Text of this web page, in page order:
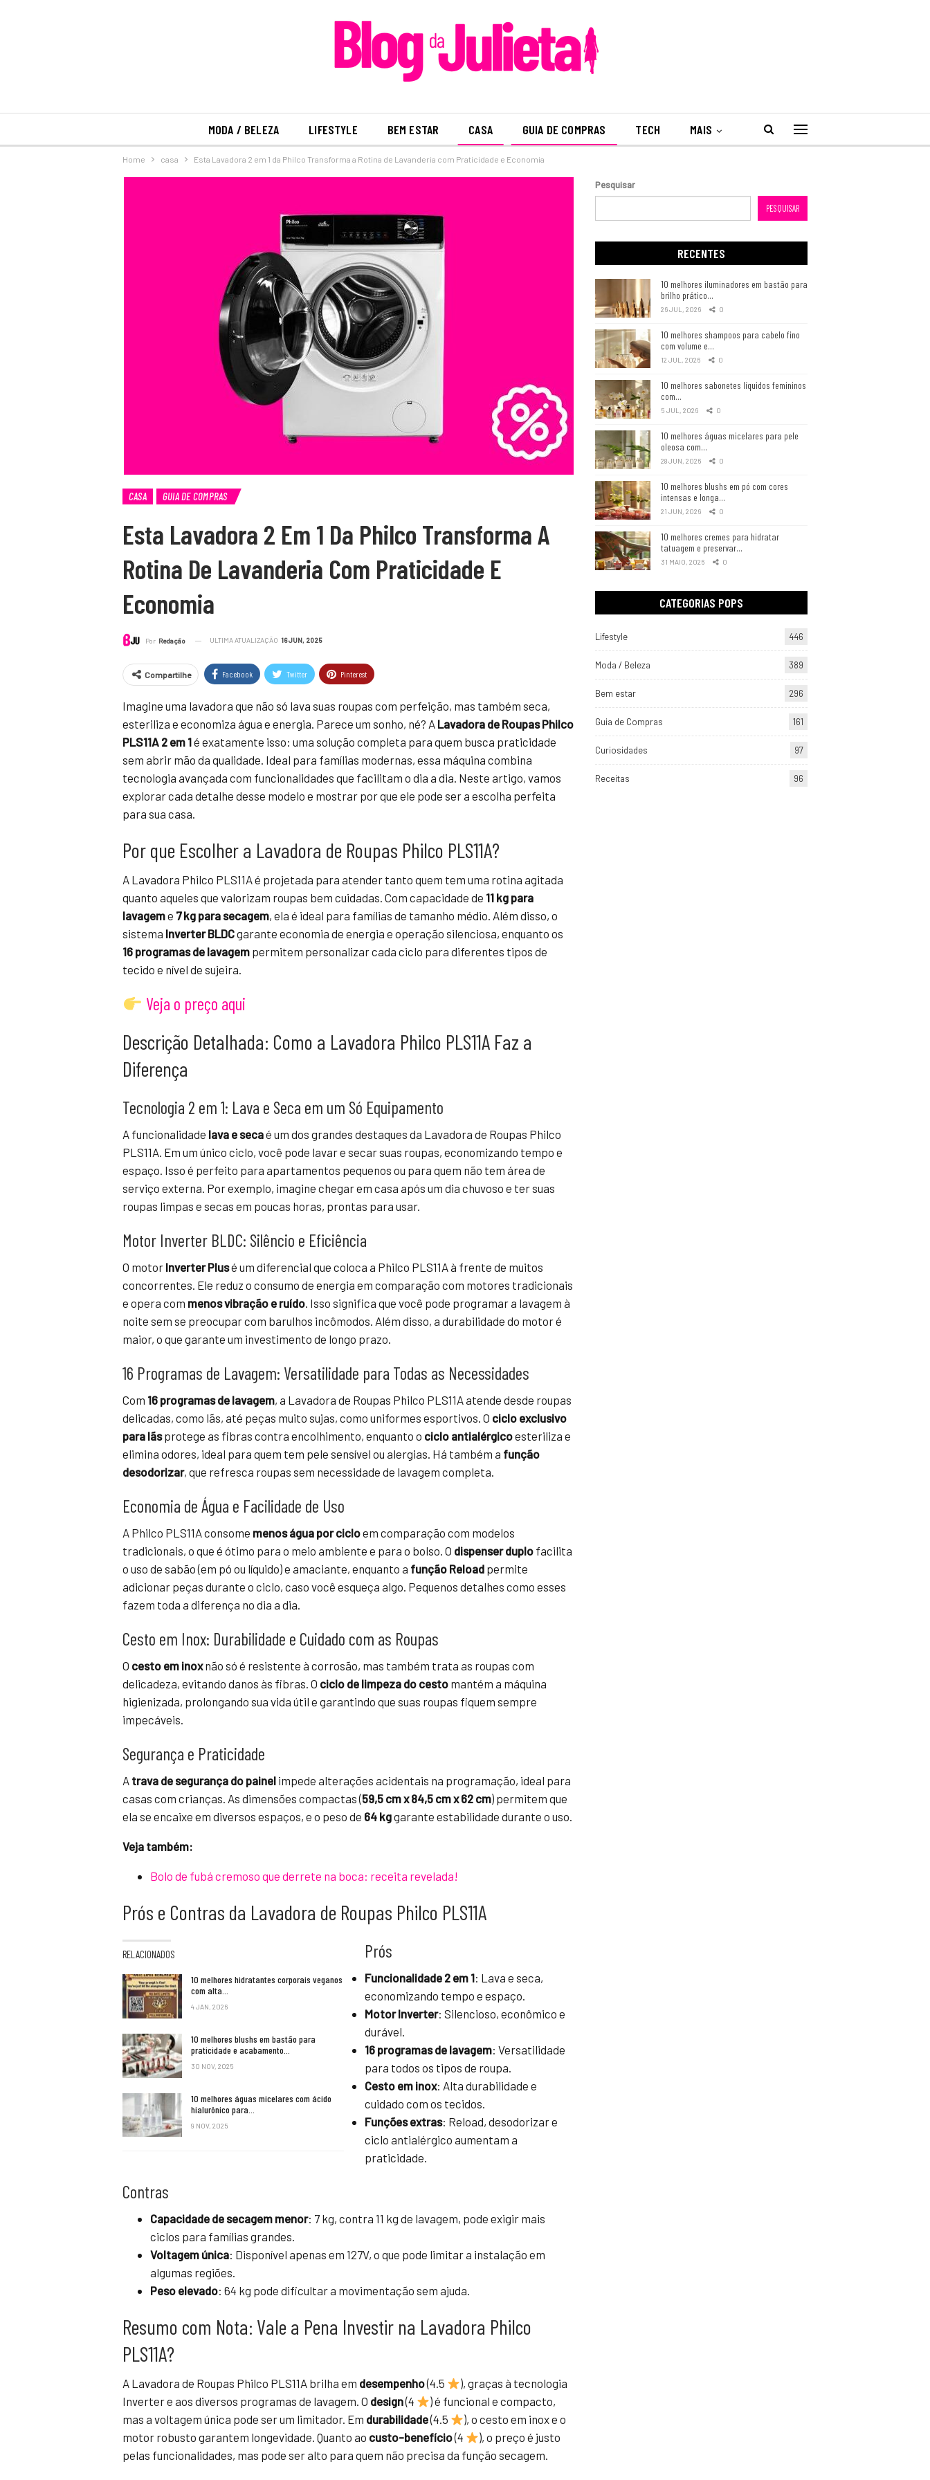
MODA / BELEZA LIFESTYLE BEM ESTAR CASA GUIA DE COMPRAS TECH MAIS
Home casa Esta Lavadora 2 em 1 da Philco Transforma a Rotina de Lavanderia com Praticidade e Economia
CASA GUIA DE COMPRAS
Esta Lavadora 2 Em 1 Da Philco Transforma A
Rotina De Lavanderia Com Praticidade E
Economia
Por Redação ULTIMA ATUALIZAÇÃO 16 JUN, 2025
Compartilhe Facebook Twitter Pinterest
Imagine uma lavadora que não só lava suas roupas com perfeição, mas também seca,
esteriliza e economiza água e energia. Parece um sonho, né? A Lavadora de Roupas Philco
PLS11A 2 em 1é exatamente isso: uma solução completa para quem busca praticidade
sem abrir mão da qualidade. Ideal para famílias modernas, essa máquina combina
tecnologia avançada com funcionalidades que facilitam o dia a dia. Neste artigo, vamos
explorar cada detalhe desse modelo e mostrar por que ele pode ser a escolha perfeita
para sua casa.
Por que Escolher a Lavadora de Roupas Philco PLS11A?
A Lavadora Philco PLS11A é projetada para atender tanto quem tem uma rotina agitada
quanto aqueles que valorizam roupas bem cuidadas. Com capacidade de 11 kg para
lavageme 7 kg para secagem, ela é ideal para famílias de tamanho médio. Além disso, o
sistema Inverter BLDCgarante economia de energia e operação silenciosa, enquanto os
16 programas de lavagem permitem personalizar cada ciclo para diferentes tipos de
tecido e nível de sujeira.
Veja o preço aqui
Descrição Detalhada: Como a Lavadora Philco PLS11A Faz a
Diferença
Tecnologia 2 em 1: Lava e Seca em um Só Equipamento
A funcionalidade lava e secaé um dos grandes destaques da Lavadora de Roupas Philco
PLS11A. Em um único ciclo, você pode lavar e secar suas roupas, economizando tempo e
espaço. Isso é perfeito para apartamentos pequenos ou para quem não tem área de
serviço externa. Por exemplo, imagine chegar em casa após um dia chuvoso e ter suas
roupas limpas e secas em poucas horas, prontas para usar.
Motor Inverter BLDC: Silêncio e Eficiência
O motor Inverter Plusé um diferencial que coloca a Philco PLS11A à frente de muitos
concorrentes. Ele reduz o consumo de energia em comparação com motores tradicionais
e opera com menos vibração e ruído. Isso significa que você pode programar a lavagem à
noite sem se preocupar com barulhos incômodos. Além disso, a durabilidade do motor é
maior, o que garante um investimento de longo prazo.
16 Programas de Lavagem: Versatilidade para Todas as Necessidades
Com 16 programas de lavagem, a Lavadora de Roupas Philco PLS11A atende desde roupas
delicadas, como lãs, até peças muito sujas, como uniformes esportivos. O ciclo exclusivo
para lãsprotege as fibras contra encolhimento, enquanto o ciclo antialérgicoesteriliza e
elimina odores, ideal para quem tem pele sensível ou alergias. Há também a função
desodorizar, que refresca roupas sem necessidade de lavagem completa.
Economia de Água e Facilidade de Uso
A Philco PLS11A consome menos água por cicloem comparação com modelos
tradicionais, o que é ótimo para o meio ambiente e para o bolso. O dispenser duplo facilita
o uso de sabão (em pó ou líquido) e amaciante, enquanto a função Reload permite
adicionar peças durante o ciclo, caso você esqueça algo. Pequenos detalhes como esses
fazem toda a diferença no dia a dia.
Cesto em Inox: Durabilidade e Cuidado com as Roupas
O cesto em inoxnão só é resistente à corrosão, mas também trata as roupas com
delicadeza, evitando danos às fibras. O ciclo de limpeza do cesto mantém a máquina
higienizada, prolongando sua vida útil e garantindo que suas roupas fiquem sempre
impecáveis.
Segurança e Praticidade
A trava de segurança do painel impede alterações acidentais na programação, ideal para
casas com crianças. As dimensões compactas (59,5 cm x 84,5 cm x 62 cm) permitem que
ela se encaixe em diversos espaços, e o peso de 64 kggarante estabilidade durante o uso.
Veja também:
Bolo de fubá cremoso que derrete na boca: receita revelada!
Prós e Contras da Lavadora de Roupas Philco PLS11A
RELACIONADOS
10 melhores hidratantes corporais veganos
com alta…
4 JAN, 2026
10 melhores blushs em bastão para
praticidade e acabamento…
30 NOV, 2025
10 melhores águas micelares com ácido
hialurônico para…
9 NOV, 2025
Prós
Funcionalidade 2 em 1: Lava e seca,
economizando tempo e espaço.
Motor Inverter: Silencioso, econômico e
durável.
16 programas de lavagem: Versatilidade
para todos os tipos de roupa.
Cesto em inox: Alta durabilidade e
cuidado com os tecidos.
Funções extras: Reload, desodorizar e
ciclo antialérgico aumentam a
praticidade.
Contras
Capacidade de secagem menor: 7 kg, contra 11 kg de lavagem, pode exigir mais
ciclos para famílias grandes.
Voltagem única: Disponível apenas em 127V, o que pode limitar a instalação em
algumas regiões.
Peso elevado: 64 kg pode dificultar a movimentação sem ajuda.
Resumo com Nota: Vale a Pena Investir na Lavadora Philco
PLS11A?
A Lavadora de Roupas Philco PLS11A brilha em desempenho(4.5
), graças à tecnologia
Inverter e aos diversos programas de lavagem. O design(4
) é funcional e compacto,
mas a voltagem única pode ser um limitador. Em durabilidade(4.5
), o cesto em inox e o
motor robusto garantem longevidade. Quanto ao custo-benefício(4
), o preço é justo
pelas funcionalidades, mas pode ser alto para quem não precisa da função secagem.
Pesquisar
PESQUISAR
RECENTES
10 melhores iluminadores em bastão para
brilho prático…
26 JUL, 2026 0
10 melhores shampoos para cabelo fino
com volume e…
12 JUL, 2026 0
10 melhores sabonetes líquidos femininos
com…
5 JUL, 2026 0
10 melhores águas micelares para pele
oleosa com…
28 JUN, 2026 0
10 melhores blushs em pó com cores
intensas e longa…
21 JUN, 2026 0
10 melhores cremes para hidratar
tatuagem e preservar…
31 MAIO, 2026 0
CATEGORIAS POPS
Lifestyle 446
Moda / Beleza 389
Bem estar 296
Guia de Compras 161
Curiosidades 97
Receitas 96